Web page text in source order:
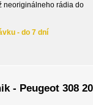
neoriginálneho rádia do
- do 7 dní
- Peugeot 308